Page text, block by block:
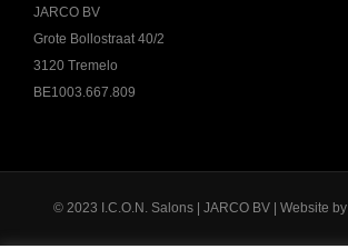
JARCO BV
Grote Bollostraat 40/2
3120 Tremelo
BE1003.667.809
© 2023 I.C.O.N. Salons | JARCO BV | Website by